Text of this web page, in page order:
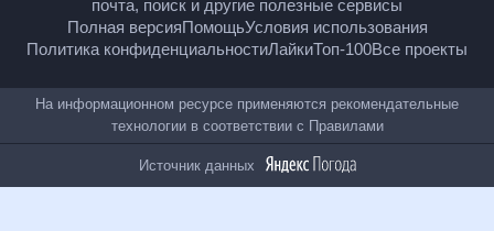
© Рамблер — главные новости России и мира,
гороскопы, почта, поиск и другие полезные сервисы
Полная версия
Помощь
Условия использования
Политика конфиденциальностиЛайкиТоп-100
Все проекты
На информационном ресурсе применяются
рекомендательные технологии в соответствии сПравилами